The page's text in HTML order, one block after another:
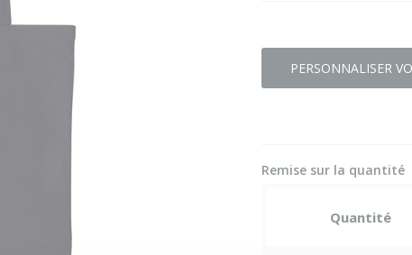
PERSONNALISER
Remise sur la quantité
Quantité